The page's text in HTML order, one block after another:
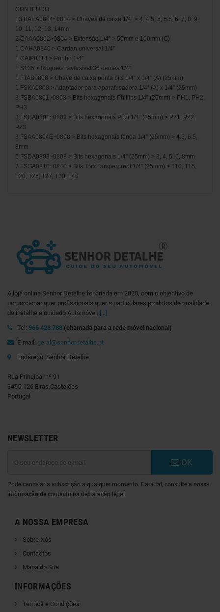
CONTEÚDO
13 BAEA0804~0814 > Chaves de caixa 1/4” > 4, 4.5, 5, 5.5, 6, 7, 8, 9,
10, 11, 12, 13, 14mm
2 CAAA0802~0804 > Extensão 1/4” > 50mm e 100mm (C)
1 CAHA0840 > Cardan universal 1/4”
1 CAIP0814 > Punho 1/4”
1 S135 > Roquete reversível 36 dentes 1/4”
1 FTAB0808 > Chave de caixa ponta bits 1/4” x 1/4” (A) (25mm)
1 FSKA0808 > Adaptador para aparafusadora 1/4” (A) x 1/4” (25mm)
3 FSBA0801~0803 > Bits hexagonais Phillips 1/4” (25mm) > PH1, PH2,
PH3
3 FSCA0801~0803 > Bits hexagonais Pozi 1/4” (25mm) > PZ1, PZ2,
PZ3
3 FSAA0804E~0808 > Bits hexagonais fenda 1/4” (25mm) > 4.5, 6.5,
8mm
5 FSDA0803~0808 > Bits hexagonais 1/4” (25mm) > 3, 4, 5, 6, 8mm
7 FSGA0810~0840 > Bits Torx Tamperproof 1/4” (25mm) > T10, T15,
T20, T25, T27, T30, T40
A loja online Senhor Detalhe foi criada em 2020, com o objectivo de
porporcionar quer profissionais quer a particulares produtos de qualidade
de Detalhe e cuidado Automóvel. [...]
Tel: 965 428 788 (chamada para a rede móvel nacional)
E-mail: geral@senhordetalhe.pt
Endereço: Senhor Detalhe
Rua Principal nº 91
3465-126 Eiras,Castelões
Portugal
NEWSLETTER
OK
Pode cancelar a subscrição a qualquer momento. Para tal, consulte a nossa
informação de contacto na declaração legal.
A NOSSA EMPRESA
Sobre Nós
Contactos
Mapa do Site
INFORMAÇÕES
Termos e Condições